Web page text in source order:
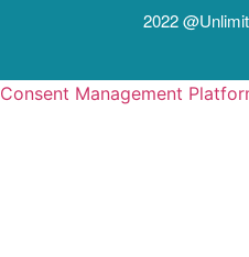
2022
Consent Management